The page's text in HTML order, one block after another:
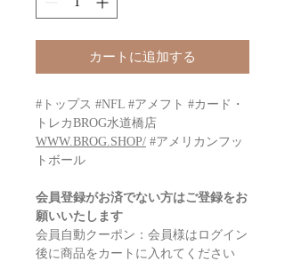
カートに追加する
#トップス #NFL #アメフト #カード・
トレカBROG水道橋店
WWW.BROG.SHOP/ #アメリカンフッ
トボール
会員登録がお済でない方はご登録をお
願いいたします
会員自動クーポン：会員様はログイン
後に商品をカートに入れてください